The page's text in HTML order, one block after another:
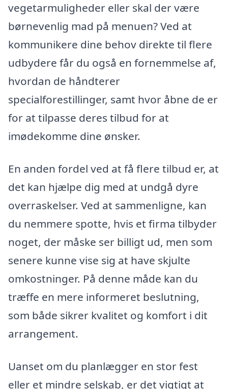
vegetarmuligheder eller skal der være
børnevenlig mad på menuen? Ved at
kommunikere dine behov direkte til flere
udbydere får du også en fornemmelse af,
hvordan de håndterer
specialforestillinger, samt hvor åbne de er
for at tilpasse deres tilbud for at
imødekomme dine ønsker.
En anden fordel ved at få flere tilbud er, at
det kan hjælpe dig med at undgå dyre
overraskelser. Ved at sammenligne, kan
du nemmere spotte, hvis et firma tilbyder
noget, der måske ser billigt ud, men som
senere kunne vise sig at have skjulte
omkostninger. På denne måde kan du
træffe en mere informeret beslutning,
som både sikrer kvalitet og komfort i dit
arrangement.
Uanset om du planlægger en stor fest
eller et mindre selskab, er det vigtigt at